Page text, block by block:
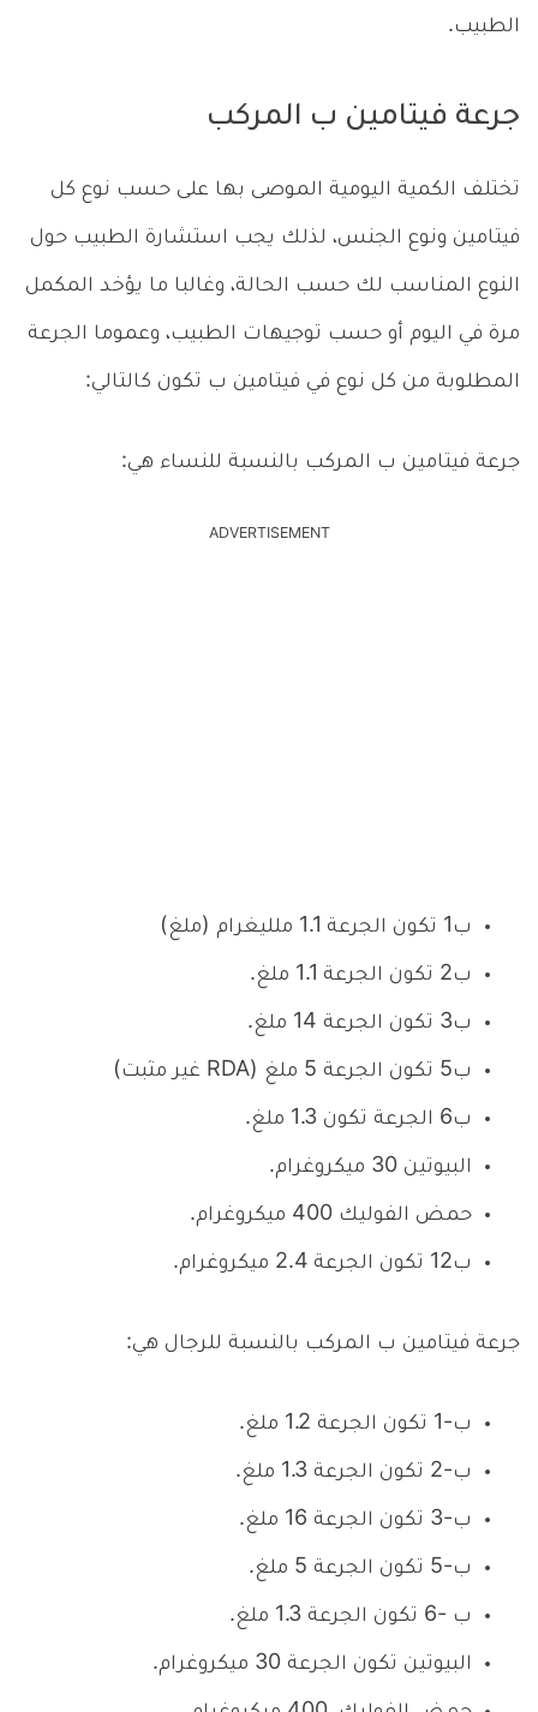
الطبيب.
جرعة فيتامين ب المركب
تختلف الكمية اليومية الموصى بها على حسب نوع كل
فيتامين ونوع الجنس، لذلك يجب استشارة الطبيب حول
النوع المناسب لك حسب الحالة، وغالبا ما يؤخد المكمل
مرة في اليوم أو حسب توجيهات الطبيب، وعموما الجرعة
المطلوبة من كل نوع في فيتامين ب تكون كالتالي:
جرعة فيتامين ب المركب بالنسبة للنساء هي:
ADVERTISEMENT
ب1 تكون الجرعة 1.1 ملليغرام (ملغ)
ب2 تكون الجرعة 1.1 ملغ.
ب3 تكون الجرعة 14 ملغ.
ب5 تكون الجرعة 5 ملغ (RDA غير مثبت)
ب6 الجرعة تكون 1.3 ملغ.
البيوتين 30 ميكروغرام.
حمض الفوليك 400 ميكروغرام.
ب12 تكون الجرعة 2.4 ميكروغرام.
جرعة فيتامين ب المركب بالنسبة للرجال هي:
ب-1 تكون الجرعة 1.2 ملغ.
ب-2 تكون الجرعة 1.3 ملغ.
ب-3 تكون الجرعة 16 ملغ.
ب-5 تكون الجرعة 5 ملغ.
ب -6 تكون الجرعة 1.3 ملغ.
البيوتين تكون الجرعة 30 ميكروغرام.